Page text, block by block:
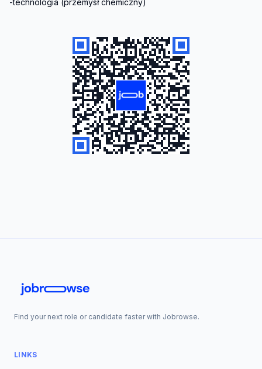
Find your next role or candidate faster with Jobrowse.
LINKS